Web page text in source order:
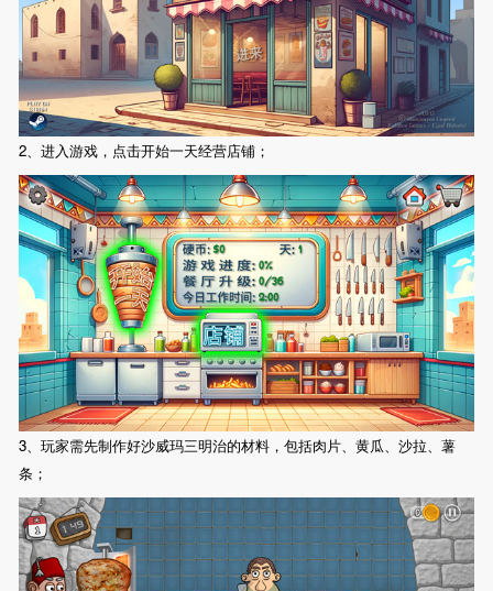
2、进入游戏，点击开始一天经营店铺；
3、玩家需先制作好沙威玛三明治的材料，包括肉片、黄瓜、沙拉、薯
条；